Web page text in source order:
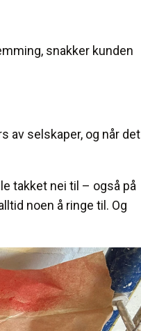
snakker kunden
av selskaper, og når det
takket nei til – også på
noen å ringe til. Og